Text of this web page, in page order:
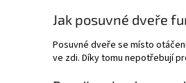
Jak posuvné dveře
Posuvné dveře se místo
ve zdi. Díky tomu nepotřebují